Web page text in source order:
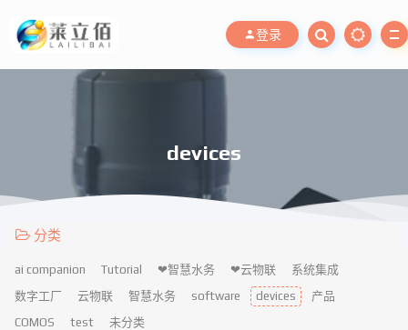
登录
devices
分类
ai companion Tutorial ❤智慧水务 ❤云物联
系统集成
数字工厂
云物联 智慧水务 software devices
产品
COMOS
test 未分类